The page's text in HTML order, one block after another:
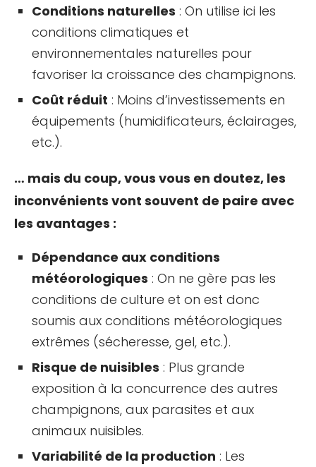
Conditions naturelles : On utilise ici les
conditions climatiques et
environnementales naturelles pour
favoriser la croissance des champignons.
Coût réduit : Moins d’investissements en
équipements (humidificateurs, éclairages,
etc.).
… mais du coup, vous vous en doutez, les
inconvénients vont souvent de paire avec
les avantages :
Dépendance aux conditions
météorologiques : On ne gère pas les
conditions de culture et on est donc
soumis aux conditions météorologiques
extrêmes (sécheresse, gel, etc.).
Risque de nuisibles : Plus grande
exposition à la concurrence des autres
champignons, aux parasites et aux
animaux nuisibles.
Variabilité de la production : Les